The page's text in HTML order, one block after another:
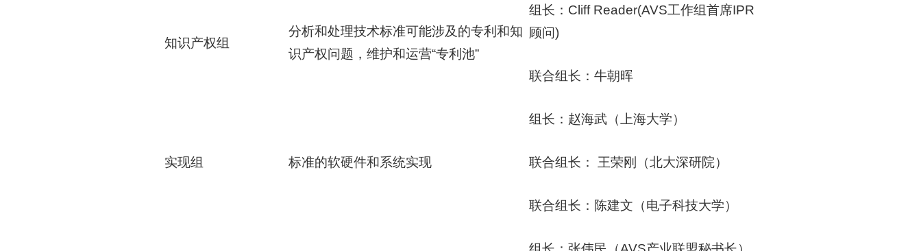
知识产权组
分析和处理技术标准可能涉及的专利和知
识产权问题，维护和运营“专利池”
组长：Cliff Reader(AVS工作组首席IPR
顾问)
联合组长：牛朝晖
实现组 标准的软硬件和系统实现
组长：赵海武（上海大学）
联合组长： 王荣刚（北大深研院）
联合组长：陈建文（电子科技大学）